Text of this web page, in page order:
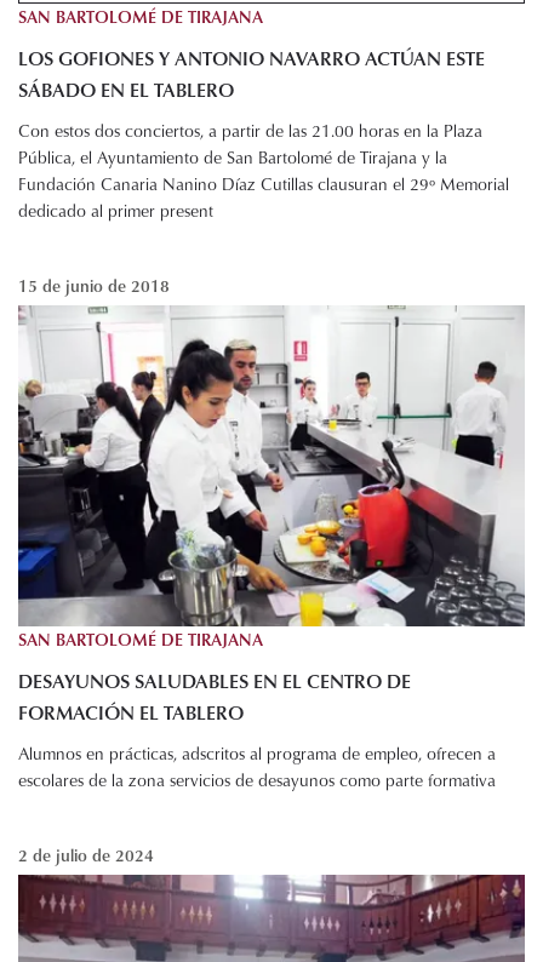
SAN BARTOLOMÉ DE TIRAJANA
LOS GOFIONES Y ANTONIO NAVARRO ACTÚAN ESTE
SÁBADO EN EL TABLERO
Con estos dos conciertos, a partir de las 21.00 horas en la Plaza
Pública, el Ayuntamiento de San Bartolomé de Tirajana y la
Fundación Canaria Nanino Díaz Cutillas clausuran el 29º Memorial
dedicado al primer present
15 de junio de 2018
SAN BARTOLOMÉ DE TIRAJANA
DESAYUNOS SALUDABLES EN EL CENTRO DE
FORMACIÓN EL TABLERO
Alumnos en prácticas, adscritos al programa de empleo, ofrecen a
escolares de la zona servicios de desayunos como parte formativa
2 de julio de 2024